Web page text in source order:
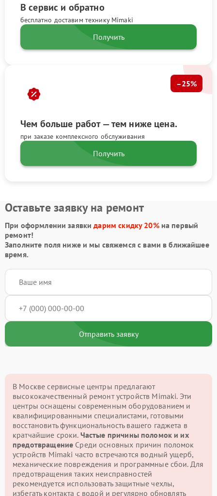
В сервис и обратно
бесплатно доставим технику Mimaki
Получить
Чем больше работ — тем ниже цена.
при заказе комплексного обслуживания
–25%
Получить
Оставьте заявку на ремонт
При оформлении заявкидарим скидку 20%на первый
ремонт!
Заполните поля ниже и мы свяжемся с вами в ближайшее
время.
Отправить заявку
В Москве сервисные центры предлагают
высококачественный ремонт устройств Mimaki. Эти
центры оснащены современным оборудованием и
квалифицированными специалистами, готовыми
восстановить функциональность вашего гаджета в
кратчайшие сроки. Частые причины поломок и их
предотвращение Среди основных причин поломок
устройств Mimaki часто встречаются водный ущерб,
механические повреждения и программные сбои. Для
предотвращения таких неисправностей
рекомендуется использовать защитные чехлы,
избегать контакта с водой и регулярно обновлять